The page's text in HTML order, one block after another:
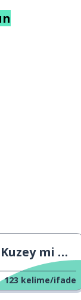
Güney mi
123 kelime/ifade